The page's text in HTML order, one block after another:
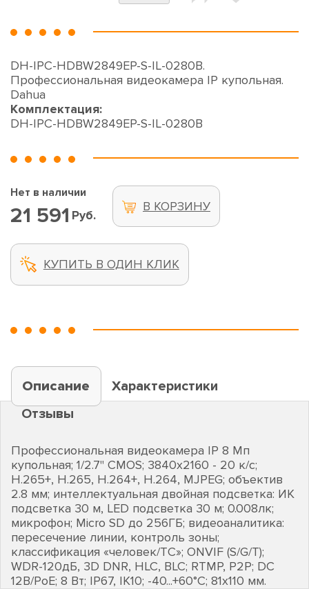
DH-IPC-HDBW2849EP-S-IL-0280B.
Профессиональная видеокамера IP купольная.
Dahua
Комплектация:
DH-IPC-HDBW2849EP-S-IL-0280B
Нет в наличии
21 591 Руб.
В КОРЗИНУ
КУПИТЬ В ОДИН КЛИК
Описание
Характеристики
Отзывы
Профессиональная видеокамера IP 8 Мп
купольная; 1/2.7" CMOS; 3840х2160 - 20 к/с;
Н.265+, H.265, H.264+, H.264, MJPEG; объектив
2.8 мм; интеллектуальная двойная подсветка: ИК
подсветка 30 м, LED подсветка 30 м; 0.008лк;
микрофон; Micro SD до 256ГБ; видеоаналитика:
пересечение линии, контроль зоны;
классификация «человек/ТС»; ONVIF (S/G/T);
WDR-120дБ, 3D DNR, HLC, BLC; RTMP, P2P; DC
12В/PoE; 8 Вт; IP67, IK10; -40...+60°C; 81х110 мм.